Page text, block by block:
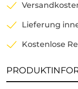
Lieferung
Kostenlose